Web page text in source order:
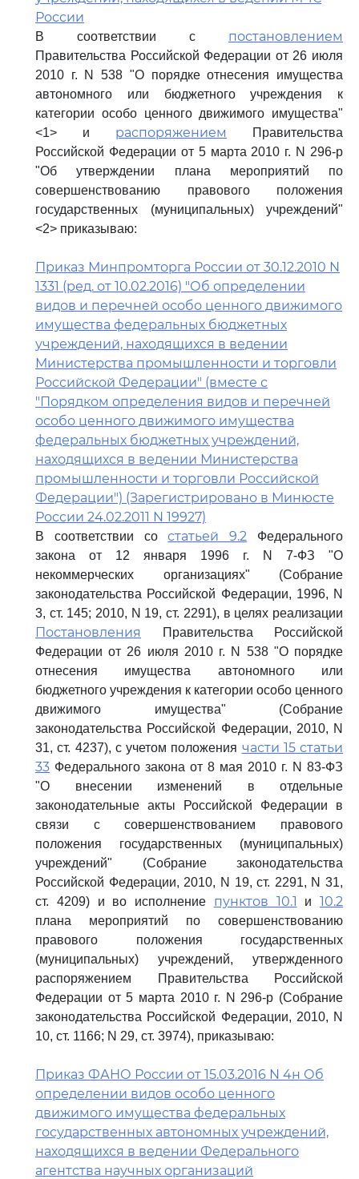
России
В соответствии с постановлением
Правительства Российской Федерации от 26 июля
2010 г. N 538 "О порядке отнесения имущества
автономного или бюджетного учреждения к
категории особо ценного движимого имущества"
<1> и распоряжением
Правительства
Российской Федерации от 5 марта 2010 г. N 296-р
"Об утверждении плана мероприятий по
совершенствованию правового положения
государственных (муниципальных) учреждений"
<2> приказываю:
Приказ Минпромторга России от 30.12.2010 N
1331 (ред. от 10.02.2016) "Об определении
видов и перечней особо ценного движимого
имущества федеральных бюджетных
учреждений, находящихся в ведении
Министерства промышленности и торговли
Российской Федерации" (вместе с
"Порядком определения видов и перечней
особо ценного движимого имущества
федеральных бюджетных учреждений,
находящихся в ведении Министерства
промышленности и торговли Российской
Федерации") (Зарегистрировано в Минюсте
России 24.02.2011 N 19927)
В соответствии состатьей 9.2 Федерального
закона от 12 января 1996 г. N 7-ФЗ "О
некоммерческих организациях" (Собрание
законодательства Российской Федерации, 1996, N
3, ст. 145; 2010, N 19, ст. 2291), в целях реализации
Постановления
Правительства Российской
Федерации от 26 июля 2010 г. N 538 "О порядке
отнесения имущества автономного или
бюджетного учреждения к категории особо ценного
движимого имущества" (Собрание
законодательства Российской Федерации, 2010, N
31, ст. 4237), с учетом положения части 15 статьи
33 Федерального закона от 8 мая 2010 г. N 83-ФЗ
"О внесении изменений в отдельные
законодательные акты Российской Федерации в
связи с совершенствованием правового
положения государственных (муниципальных)
учреждений" (Собрание законодательства
Российской Федерации, 2010, N 19, ст. 2291, N 31,
ст. 4209) и во исполнение пунктов 10.1 и 10.2
плана мероприятий по совершенствованию
правового положения государственных
(муниципальных) учреждений, утвержденного
распоряжением Правительства Российской
Федерации от 5 марта 2010 г. N 296-р (Собрание
законодательства Российской Федерации, 2010, N
10, ст. 1166; N 29, ст. 3974), приказываю:
Приказ ФАНО России от 15.03.2016 N 4н Об
определении видов особо ценного
движимого имущества федеральных
государственных автономных учреждений,
находящихся в ведении Федерального
агентства научных организаций